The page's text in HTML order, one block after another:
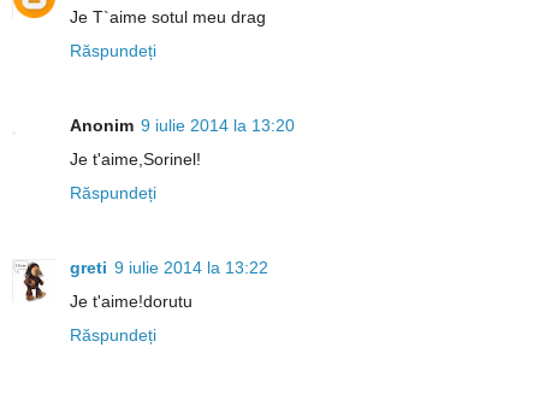
Je T`aime sotul meu drag
Răspundeți
Anonim 9 iulie 2014 la 13:20
Je t'aime,Sorinel!
Răspundeți
greti 9 iulie 2014 la 13:22
Je t'aime!dorutu
Răspundeți